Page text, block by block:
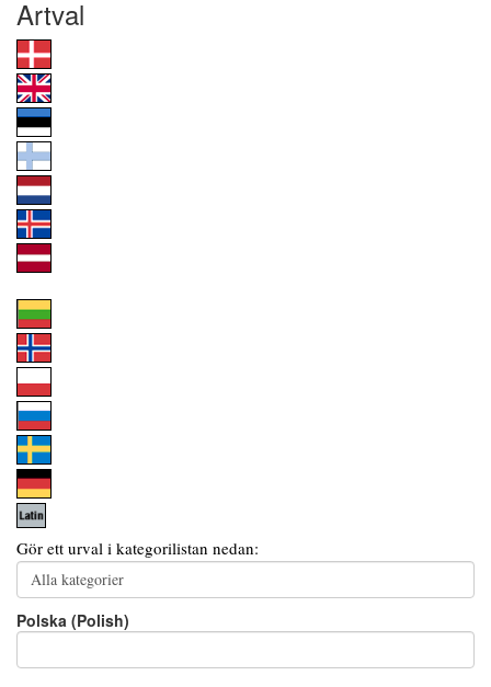
Artval
Gör ett urval i kategorilistan nedan:
Polska (Polish)